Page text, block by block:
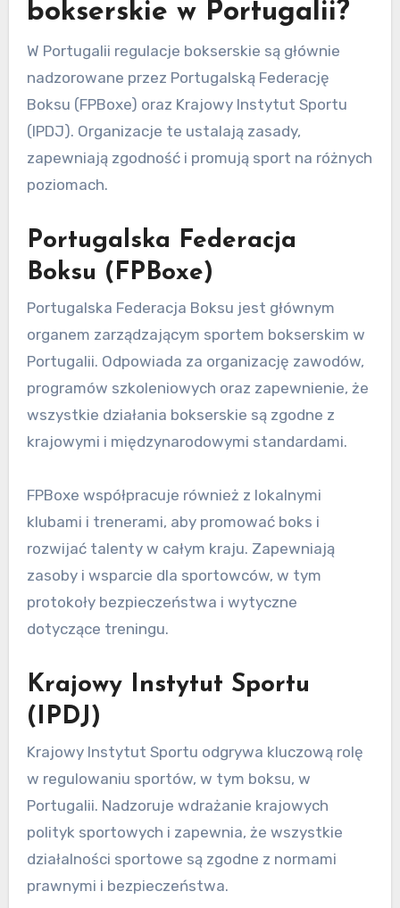
Działania prawne i spory
Działania prawne mogą wynikać z sporów
związanych z nieprzestrzeganiem regulacji
bokserskich, obejmujących zarówno sądy
cywilne, jak i administracyjne. Bokserzy,
promotorzy lub organizatorzy mogą domagać
się odszkodowania lub nakazów, jeśli uważają,
wszystkie strony utrzymywały jasne umowy i
przestrzegały regulacji, aby zminimalizować
Jakie organizacje
nadzorują regulacje
bokserskie w Portugalii?
W Portugalii regulacje bokserskie są głównie
nadzorowane przez Portugalską Federację
Boksu (FPBoxe) oraz Krajowy Instytut Sportu
(IPDJ). Organizacje te ustalają zasady,
zapewniają zgodność i promują sport na różnych
poziomach.
Portugalska Federacja
Boksu (FPBoxe)